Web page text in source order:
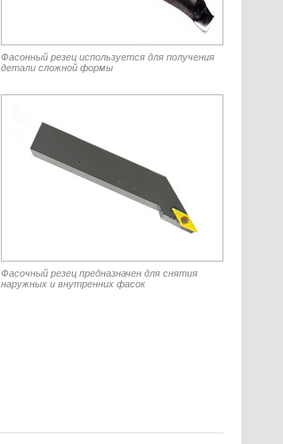
Фасонный резец используется для получения
детали сложной формы
Фасочный резец предназначен для снятия
наружных и внутренних фасок